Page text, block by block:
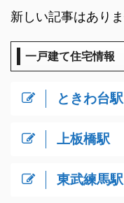
新しい記事はあり
一戸建て住宅情報
ときわ台駅
上板橋駅
東武練馬駅